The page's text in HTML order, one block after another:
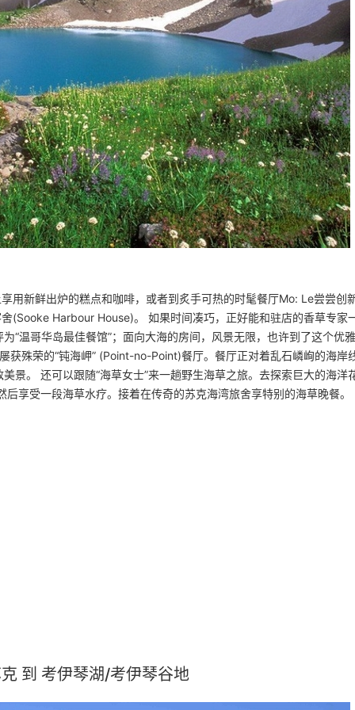
用新鲜出炉的糕点和咖啡，或者到炙手可热的时髦餐厅Mo: Le尝尝创
(Sooke Harbour House)。 如果时间凑巧，正好能和驻店的香草专家
“温哥华岛最佳餐馆”；面向大海的房间，风景无限，也许到了这个优
获殊荣的“钝海岬” (Point-no-Point)餐厅。餐厅正对着乱石嶙峋的海岸
景。 还可以跟随“海草女士”来一趟野生海草之旅。去探索巨大的海洋
享受一段海草水疗。接着在传奇的苏克海湾旅舍享特别的海草晚餐。
到 考伊琴湖/考伊琴谷地